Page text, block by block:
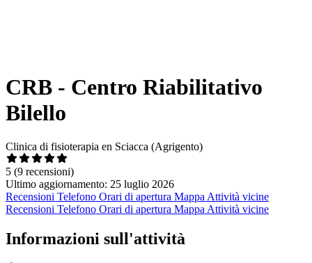
CRB - Centro Riabilitativo
Bilello
Clinica di fisioterapia en Sciacca (Agrigento)
5 (9 recensioni)
Ultimo aggiornamento: 25 luglio 2026
Recensioni Telefono Orari di apertura Mappa Attività vicine
Recensioni Telefono Orari di apertura Mappa Attività vicine
Informazioni sull'attività